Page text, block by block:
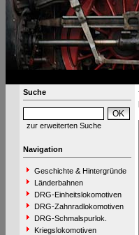
Suche
zur erweiterten Suche
Navigation
Geschichte & Hintergründe
Länderbahnen
DRG-Einheitslokomotiven
DRG-Zahnradlokomotiven
DRG-Schmalspurlok.
Kriegslokomotiven